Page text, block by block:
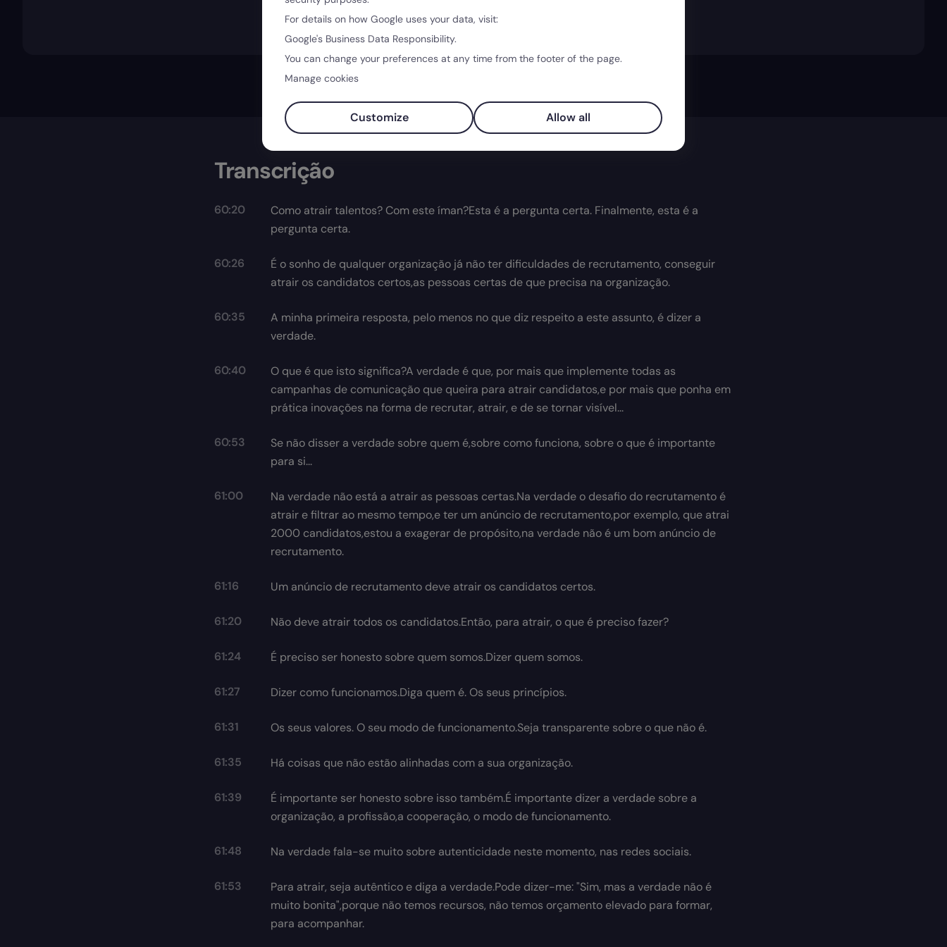
Transcrição
60:20
Como atrair talentos? Com este íman?Esta é a pergunta certa. Finalmente, esta é a
pergunta certa.
60:26
É o sonho de qualquer organização já não ter dificuldades de recrutamento, conseguir
atrair os candidatos certos,as pessoas certas de que precisa na organização.
60:35
A minha primeira resposta, pelo menos no que diz respeito a este assunto, é dizer a
verdade.
60:40
O que é que isto significa?A verdade é que, por mais que implemente todas as
campanhas de comunicação que queira para atrair candidatos,e por mais que ponha em
prática inovações na forma de recrutar, atrair, e de se tornar visível...
60:53
Se não disser a verdade sobre quem é,sobre como funciona, sobre o que é importante
para si...
61:00
Na verdade não está a atrair as pessoas certas.Na verdade o desafio do recrutamento é
atrair e filtrar ao mesmo tempo,e ter um anúncio de recrutamento,por exemplo, que atrai
2000 candidatos,estou a exagerar de propósito,na verdade não é um bom anúncio de
recrutamento.
61:16 Um anúncio de recrutamento deve atrair os candidatos certos.
61:20 Não deve atrair todos os candidatos.Então, para atrair, o que é preciso fazer?
61:24 É preciso ser honesto sobre quem somos.Dizer quem somos.
61:27 Dizer como funcionamos.Diga quem é. Os seus princípios.
61:31 Os seus valores. O seu modo de funcionamento.Seja transparente sobre o que não é.
61:35 Há coisas que não estão alinhadas com a sua organização.
61:39
É importante ser honesto sobre isso também.É importante dizer a verdade sobre a
organização, a profissão,a cooperação, o modo de funcionamento.
61:48 Na verdade fala-se muito sobre autenticidade neste momento, nas redes sociais.
61:53
Para atrair, seja autêntico e diga a verdade.Pode dizer-me: "Sim, mas a verdade não é
muito bonita",porque não temos recursos, não temos orçamento elevado para formar,
para acompanhar.
For details on how Google uses your data, visit:
Google's Business Data Responsibility.
You can change your preferences at any time from the footer of the page.
Manage cookies
Customize Allow all